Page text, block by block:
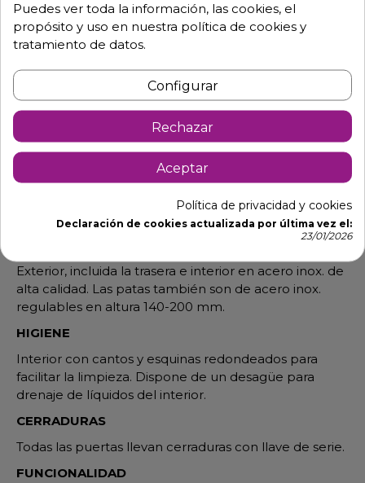
- El mueble dispone de un compartimento aislado y
totalmente independiente del resto del espacio
refrigerado, con su grupo frigorífico y su controlador
particular.
- Está preparado para mantener en perfectas
condiciones productos congelados.
- Los compartimentos pueden ser del tamaño de
una puerta grande, la mitad del mueble (modelos
MX), o de una pequeña (½), un cuarto del mueble.
- Tienen marcos calefactados para evitar que se
peguen las puertas.
Exterior, incluida la trasera e interior en acero inox. de
alta calidad. Las patas también son de acero inox.
regulables en altura 140-200 mm.
HIGIENE
Interior con cantos y esquinas redondeados para
facilitar la limpieza. Dispone de un desagüe para
drenaje de líquidos del interior.
CERRADURAS
Todas las puertas llevan cerraduras con llave de serie.
FUNCIONALIDAD
Puedes ver toda la información, las cookies, el
propósito y uso en nuestra política de cookies y
tratamiento de datos.
Configurar
Rechazar
Aceptar
Política de privacidad y cookies
Declaración de cookies actualizada por última vez el:
23/01/2026